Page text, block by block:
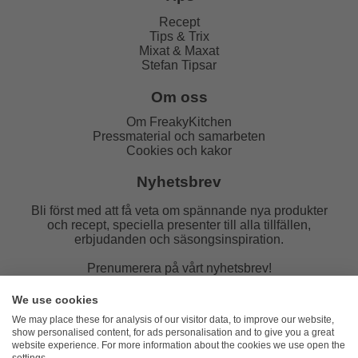
Recept
Tips & Trix
Mixat & Maxat
Stefan Tipsar
Om oss
Om FreakyKitchen
Pressmaterial och samarbeten
Cookies och kakor
Nyhetsbrev
Bli först med att få veta om spännande nya produkter
och recept, speciella presenter till alla tillfällen,
erbjudanden och säsongsinspiration.
Prenumerera på vårt nyhetsbrev!
E-post:
We use cookies
We may place these for analysis of our visitor data, to improve our website,
show personalised content, for ads personalisation and to give you a great
website experience. For more information about the cookies we use open the